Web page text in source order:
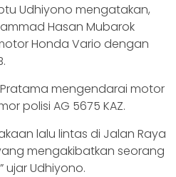
Udhiyono mengatakan,
Hasan Mubarok
Honda Vario dengan
mengendarai motor
polisi AG 5675 KAZ.
lalu lintas di Jalan Raya
mengakibatkan seorang
ujar Udhiyono.